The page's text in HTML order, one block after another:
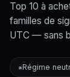
Top 10 à
familles de
UTC — sans
▪Régime